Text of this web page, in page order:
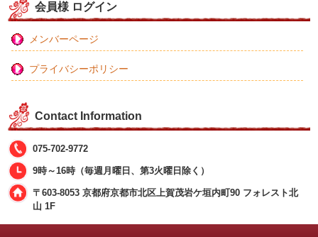
会員様 ログイン
メンバーページ
プライバシーポリシー
Contact Information
075-702-9772
9時～16時（毎週月曜日、第3火曜日除く）
〒603-8053 京都府京都市北区上賀茂岩ケ垣内町90 フォレスト北
山 1F